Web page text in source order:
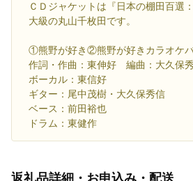
ＣＤジャケットは『日本の棚田百選
大級の丸山千枚田です。
①熊野が好き②熊野が好きカラオケ
作詞・作曲：東伸好 編曲：大久保
ボーカル：東信好
ギター：尾中茂樹・大久保秀信
ベース：前田裕也
ドラム：東健作